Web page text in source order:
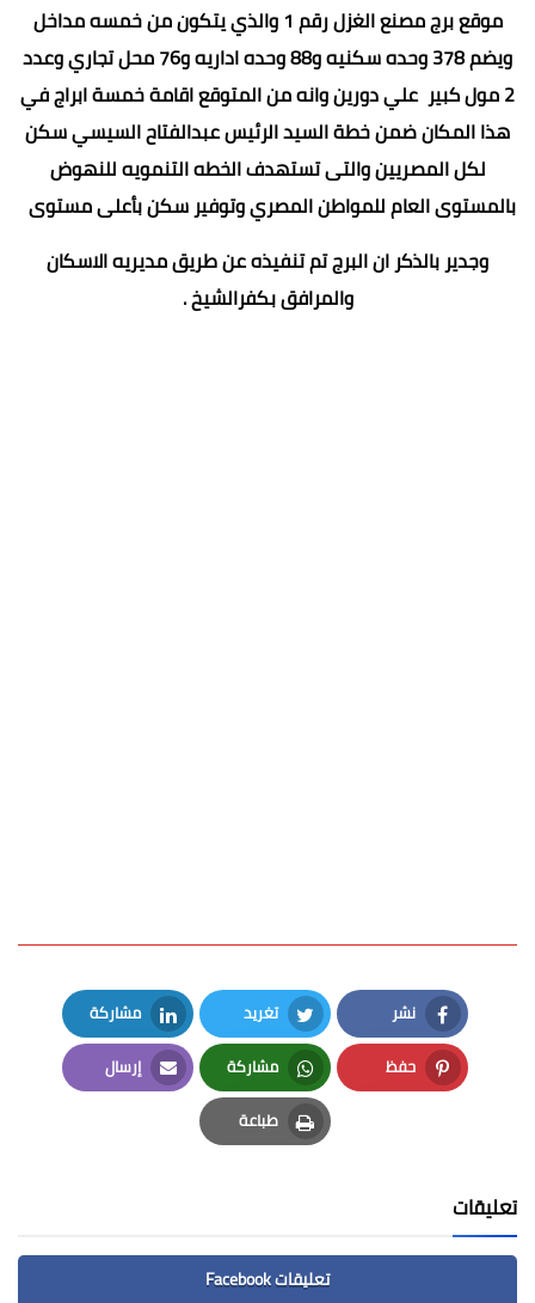
موقع برج مصنع الغزل رقم 1 والذي يتكون من خمسه مداخل
ويضم 378 وحده سكنيه و88 وحده اداريه و76 محل تجاري وعدد
2 مول كبير علي دورين وانه من المتوقع اقامة خمسة ابراج في
هذا المكان ضمن خطة السيد الرئيس عبدالفتاح السيسي سكن
لكل المصريين والتى تستهدف الخطه التنمويه للنهوض
بالمستوى العام للمواطن المصري وتوفير سكن بأعلى مستوى
وجدير بالذكر ان البرج تم تنفيذه عن طريق مديريه الاسكان
والمرافق بكفرالشيخ .
نشر
Facebook
تغريد
Twitter
مشاركة
LinkedIn
حفظ
Pinterest
مشاركة
Whatsapp
إرسال
Email
طباعة
Print
تعليقات
تعليقات Facebook